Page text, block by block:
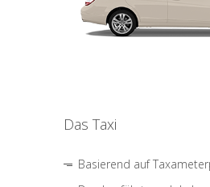
Das Taxi
Basierend auf